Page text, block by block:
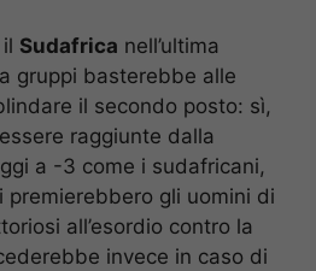
Sudafrica nell’ultima
gruppi basterebbe alle
il secondo posto: sì,
raggiunte dalla
a -3 come i sudafricani,
premierebbero gli uomini di
all’esordio contro la
invece in caso di